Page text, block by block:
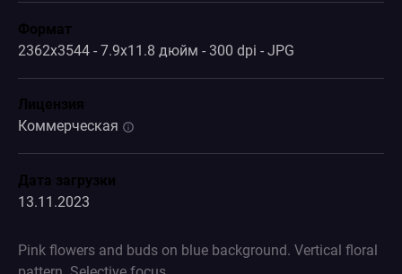
Формат
2362x3544 - 7.9x11.8 дюйм - 300 dpi - JPG
Лицензия
Коммерческая
Дата загрузки
13.11.2023
Pink flowers and buds on blue background. Vertical floral